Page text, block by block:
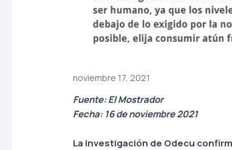
noviembre 17, 2021
Fuente: El Mostrador
Fecha: 16 de noviembre 2021
La investigación de Odecu